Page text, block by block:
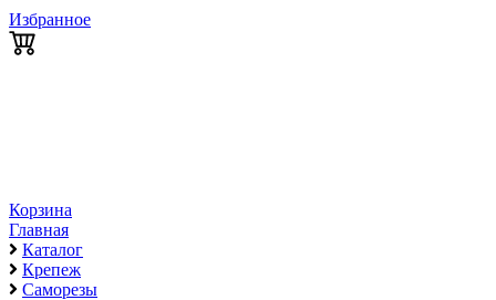
Избранное
Корзина
Главная
Каталог
Крепеж
Саморезы